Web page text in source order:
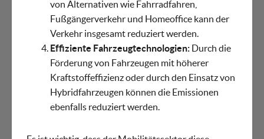
von Alternativen wie Fahrradfahren,
Fußgängerverkehr und Homeoffice kann der
Verkehr insgesamt reduziert werden.
Effiziente Fahrzeugtechnologien: Durch die
Förderung von Fahrzeugen mit höherer
Kraftstoffeffizienz oder durch den Einsatz von
Hybridfahrzeugen können die Emissionen
ebenfalls reduziert werden.